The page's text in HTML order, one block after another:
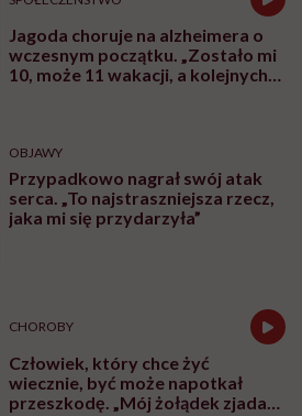
Jagoda choruje na alzheimera o
wczesnym początku. „Zostało mi
10, może 11 wakacji, a kolejnych
OBJAWY
Przypadkowo nagrał swój atak
serca. „To najstraszniejsza rzecz,
jaka mi się przydarzyła”
CHOROBY
Człowiek, który chce żyć
wiecznie, być może napotkał
przeszkodę. „Mój żołądek zjada